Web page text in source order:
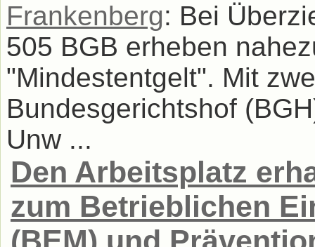
Frankenberg: Bei
505 BGB erheben
"Mindestentgelt". Mit
Bundesgerichtshof
Unw ...
Den Arbeitsplatz
zum Betrieblichen